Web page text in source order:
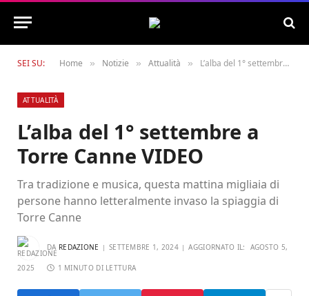
SEI SU: Home » Notizie » Attualità » L’alba del 1° settembre a Torre Canne VIDEO
ATTUALITÀ
L’alba del 1° settembre a
Torre Canne VIDEO
Tra tradizione e musica, questa mattina migliaia di
persone hanno letteralmente invaso la spiaggia di
Torre Canne
DA REDAZIONE SETTEMBRE 1, 2024 AGGIORNATO IL: AGOSTO 5,
2025 1 MINUTO DI LETTURA